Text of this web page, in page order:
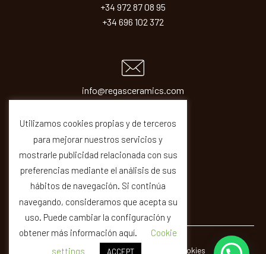
+34 972 87 08 95
+34 696 102 372
info@regasceramics.com
© REGAS · Legal Privacity Cookies Quality
Utilizamos cookies propias y de terceros
para mejorar nuestros servicios y
mostrarle publicidad relacionada con sus
preferencias mediante el análisis de sus
hábitos de navegación. Si continúa
navegando, consideramos que acepta su
uso. Puede cambiar la configuración y
obtener más información aquí.
Cookie
settings
ACCEPT